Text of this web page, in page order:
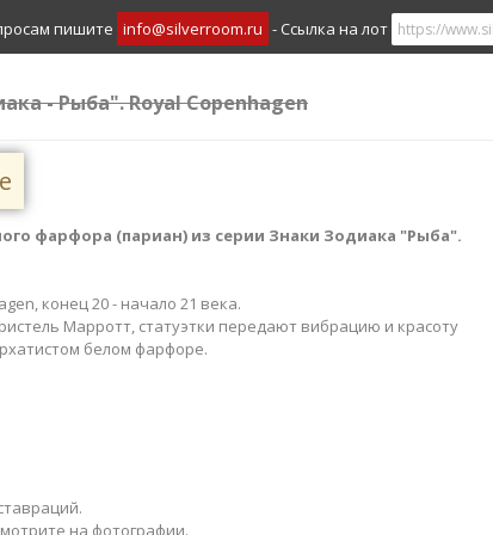
пишите info@silverroom.ru - Ссылка на лот
- Рыба". Royal Copenhagen
фарфора (париан) из серии Знаки Зодиака "Рыба​".
конец 20 - начало 21 века.
Марротт, статуэтки передают вибрацию и красоту
белом фарфоре.
на фотографии.